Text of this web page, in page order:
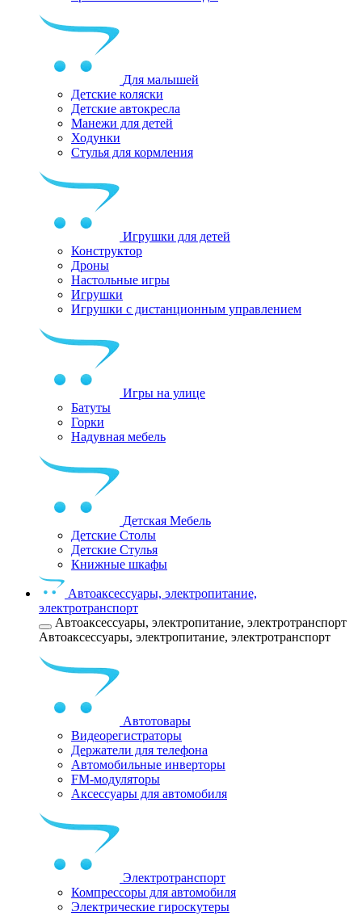
Для малышей
Детские коляски
Детские автокресла
Манежи для детей
Ходунки
Стулья для кормления
Игрушки для детей
Конструктор
Дроны
Настольные игры
Игрушки
Игрушки c дистанционным управлением
Игры на улице
Батуты
Горки
Надувная мебель
Детская Мебель
Детские Столы
Детские Стулья
Книжные шкафы
Автоаксессуары, электропитание,
электротранспорт
Автоаксессуары, электропитание, электротранспорт
Автоаксессуары, электропитание, электротранспорт
Автотовары
Видеорегистраторы
Держатели для телефона
Автомобильные инверторы
FM-модуляторы
Аксессуары для автомобиля
Электротранспорт
Компрессоры для автомобиля
Электрические гироскутеры